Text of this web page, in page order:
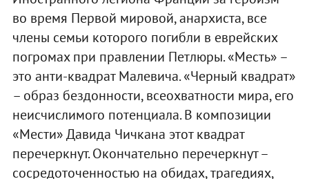
во время Первой мировой, анархиста, все
члены семьи которого погибли в еврейских
погромах при правлении Петлюры. «Месть» –
это анти-квадрат Малевича. «Черный квадрат»
– образ бездонности, всеохватности мира, его
неисчислимого потенциала. В композиции
«Мести» Давида Чичкана этот квадрат
перечеркнут. Окончательно перечеркнут –
сосредоточенностью на обидах, трагедиях,